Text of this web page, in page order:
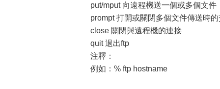
put/mput 向遠程機送一個或多個文件
prompt 打開或關閉多個文件傳送時
close 關閉與遠程機的連接
quit 退出ftp
注釋：
例如：% ftp hostname